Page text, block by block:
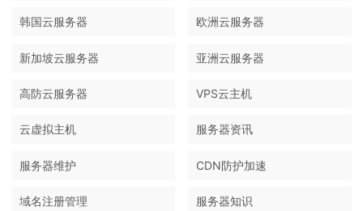
韩国云服务器 欧洲云服务器
新加坡云服务器 亚洲云服务器
高防云服务器 VPS云主机
云虚拟主机 服务器资讯
服务器维护 CDN防护加速
域名注册管理 服务器知识